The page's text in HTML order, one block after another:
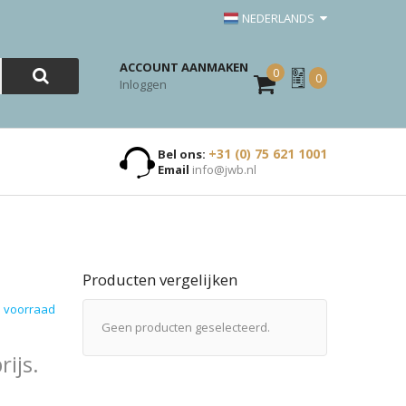
NEDERLANDS
ACCOUNT AANMAKEN
Inloggen
0
Mijn
Offerte
0
Bel ons: +31 (0) 75 621 1001
Email info@jwb.nl
voorraad
Producten vergelijken
Geen producten geselecteerd.